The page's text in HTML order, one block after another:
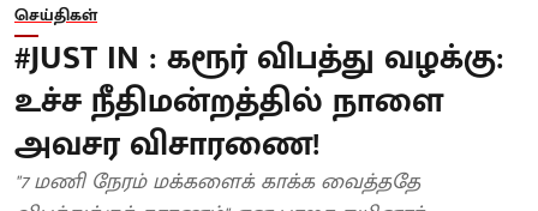
செய்திகள்
#JUST IN : கரூர் விபத்து வழக்கு:
உச்ச நீதிமன்றத்தில் நாளை
அவசர விசாரணை!
"7 மணி நேரம் மக்களைக் காக்க வைத்ததே